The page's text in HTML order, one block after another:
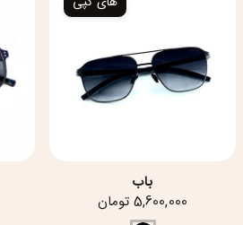
باب
5,600,000 تومان